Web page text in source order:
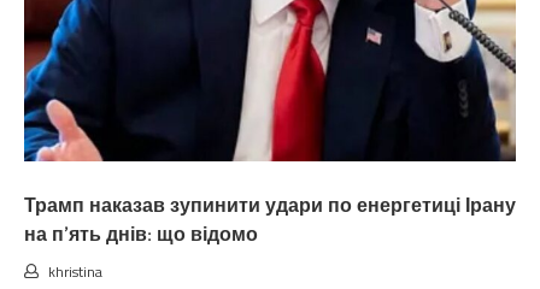
Трамп наказав зупинити удари по енергетиці Ірану
на п’ять днів: що відомо
khristina